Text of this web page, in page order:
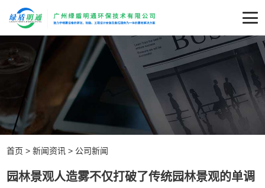
首页 >新闻资讯 > 公司新闻
园林景观人造雾不仅打破了传统园林景观的单调